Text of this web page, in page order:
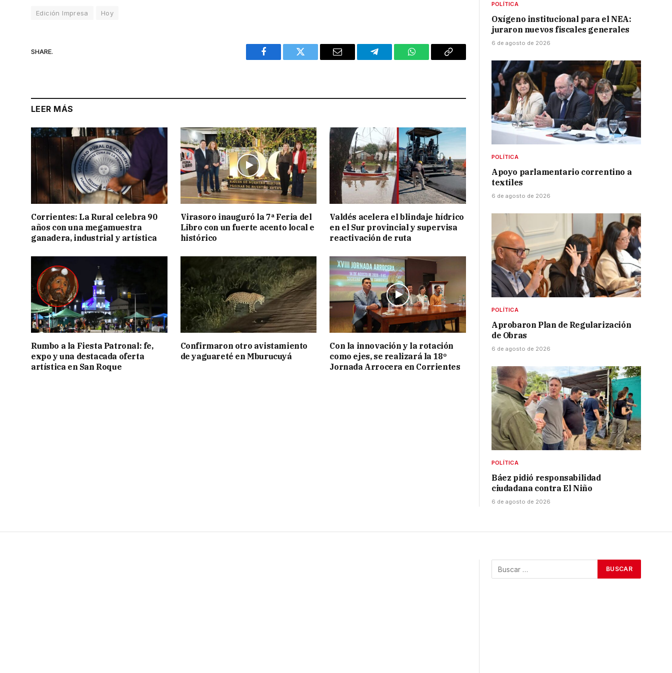
Edición Impresa Hoy
SHARE.
Facebook Twitter Email Telegram WhatsAppCopy
LEER MÁS
Corrientes: La Rural celebra 90
años con una megamuestra
ganadera, industrial y artística
Virasoro inauguró la 7ª Feria del
Libro con un fuerte acento local e
histórico
Valdés acelera el blindaje hídrico
en el Sur provincial y supervisa
reactivación de ruta
Rumbo a la Fiesta Patronal: fe,
expo y una destacada oferta
artística en San Roque
Confirmaron otro avistamiento
de yaguareté en Mburucuyá
Con la innovación y la rotación
como ejes, se realizará la 18º
Jornada Arrocera en Corrientes
POLÍTICA
Oxígeno institucional para el NEA:
juraron nuevos fiscales generales
6 de agosto de 2026
POLÍTICA
Apoyo parlamentario correntino a
textiles
6 de agosto de 2026
POLÍTICA
Aprobaron Plan de Regularización
de Obras
6 de agosto de 2026
POLÍTICA
Báez pidió responsabilidad
ciudadana contra El Niño
6 de agosto de 2026